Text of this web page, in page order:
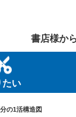
書店様か
たい
の1活構造図